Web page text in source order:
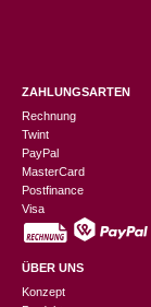
ZAHLUNGSARTEN
Rechnung
Twint
PayPal
MasterCard
Postfinance
Visa
ÜBER UNS
Konzept